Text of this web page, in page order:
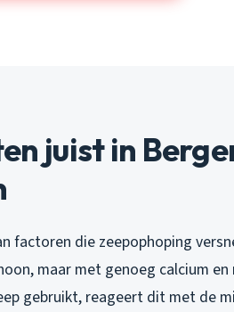
juist in
factoren die zeepophoping
maar met genoeg calcium en
gebruikt, reageert dit met de